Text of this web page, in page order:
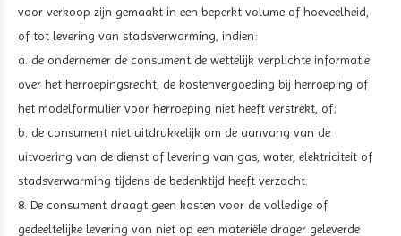
voor verkoop zijn gemaakt in een beperkt volume of hoeveelheid,
of tot levering van stadsverwarming, indien:
a. de ondernemer de consument de wettelijk verplichte informatie
over het herroepingsrecht, de kostenvergoeding bij herroeping of
het modelformulier voor herroeping niet heeft verstrekt, of;
b. de consument niet uitdrukkelijk om de aanvang van de
uitvoering van de dienst of levering van gas, water, elektriciteit of
stadsverwarming tijdens de bedenktijd heeft verzocht.
8. De consument draagt geen kosten voor de volledige of
gedeeltelijke levering van niet op een materiële drager geleverde